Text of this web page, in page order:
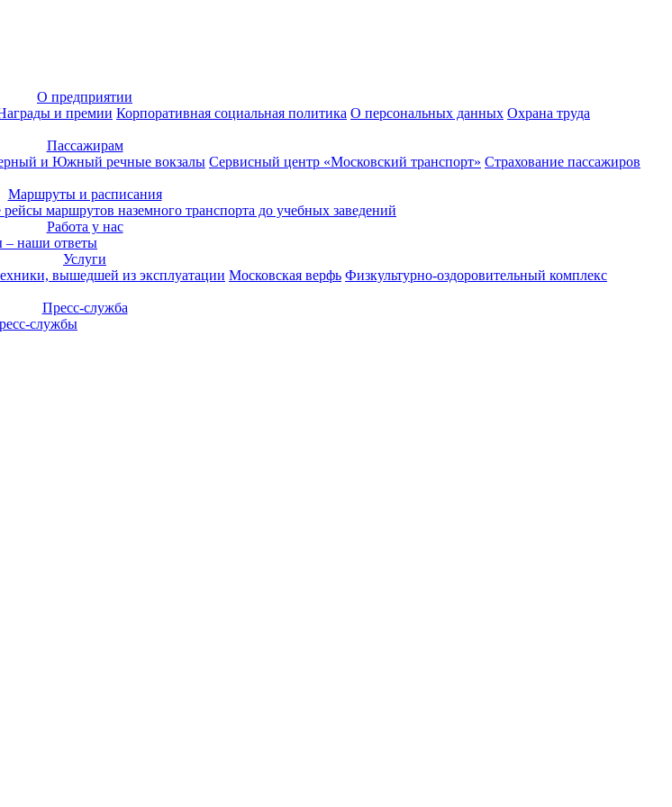
О предприятии
и премии Корпоративная социальная политика О персональных данных Охрана труда
Пассажирам
и Южный речные вокзалы Сервисный центр «Московский транспорт» Страхование пассажиров
Маршруты и расписания
маршрутов наземного транспорта до учебных заведений
Работа у нас
наши ответы
Услуги
вышедшей из эксплуатации Московская верфь Физкультурно-оздоровительный комплекс
Пресс-служба
службы